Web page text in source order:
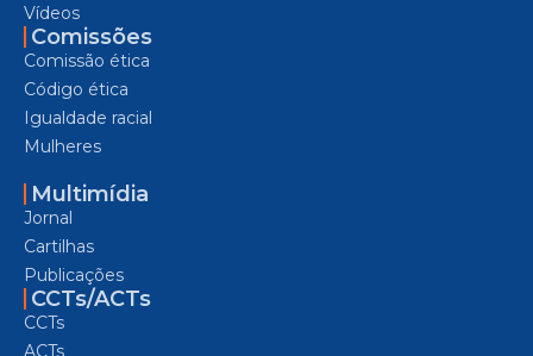
Vídeos
Comissões
Comissão ética
Código ética
Igualdade racial
Mulheres
Multimídia
Jornal
Cartilhas
Publicações
CCTs/ACTs
CCTs
ACTs